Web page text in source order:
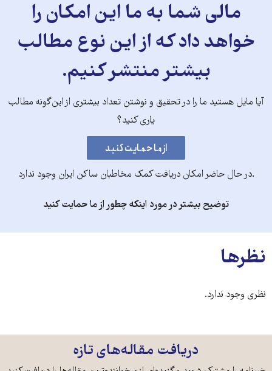
مالی شما به ما این امکان را
خواهد داد که از این نوع مطالب
بیشتر منتشر کنیم.
آیا مایل هستید ما را در تحقیق و نوشتن تعداد بیشتری از این‌گونه مطالب
یاری کنید؟
.در حال حاضر امکان دریافت کمک مخاطبان ساکن ایران وجود ندارد
توضیح بیشتر در مورد اینکه چطور از ما حمایت کنید
نظرها
نظری وجود ندارد.
دریافت مقاله‌های تازه